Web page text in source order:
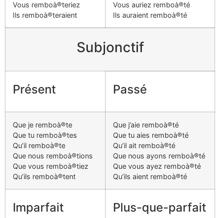
Vous remboà®teriez
Ils remboà®teraient
Vous auriez remboà®té
Ils auraient remboà®té
Subjonctif
Présent Passé
Que je remboà®te
Que tu remboà®tes
Qu’il remboà®te
Que nous remboà®tions
Que vous remboà®tiez
Qu’ils remboà®tent
Que j’aie remboà®té
Que tu aies remboà®té
Qu’il ait remboà®té
Que nous ayons remboà®té
Que vous ayez remboà®té
Qu’ils aient remboà®té
Imparfait Plus-que-parfait